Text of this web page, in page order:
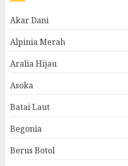
Akar Dani
Alpinia Merah
Aralia Hijau
Asoka
Batai Laut
Begonia
Berus Botol